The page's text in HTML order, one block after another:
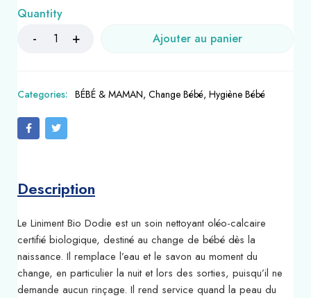
Quantity
Ajouter au panier
Categories: BÉBÉ & MAMAN, Change Bébé, Hygiène Bébé
Description
Le Liniment Bio Dodie est un soin nettoyant oléo-calcaire
certifié biologique, destiné au change de bébé dès la
naissance. Il remplace l’eau et le savon au moment du
change, en particulier la nuit et lors des sorties, puisqu’il ne
demande aucun rinçage. Il rend service quand la peau du